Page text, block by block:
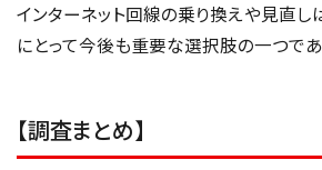
インターネット回線の乗り換えや見直し
にとって今後も重要な選択肢の一つであ
【調査まとめ】